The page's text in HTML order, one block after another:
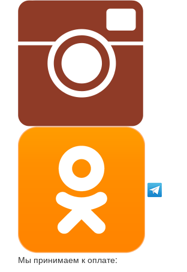
Мы принимаем к оплате: